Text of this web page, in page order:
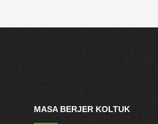
MASA BERJER KOLTUK